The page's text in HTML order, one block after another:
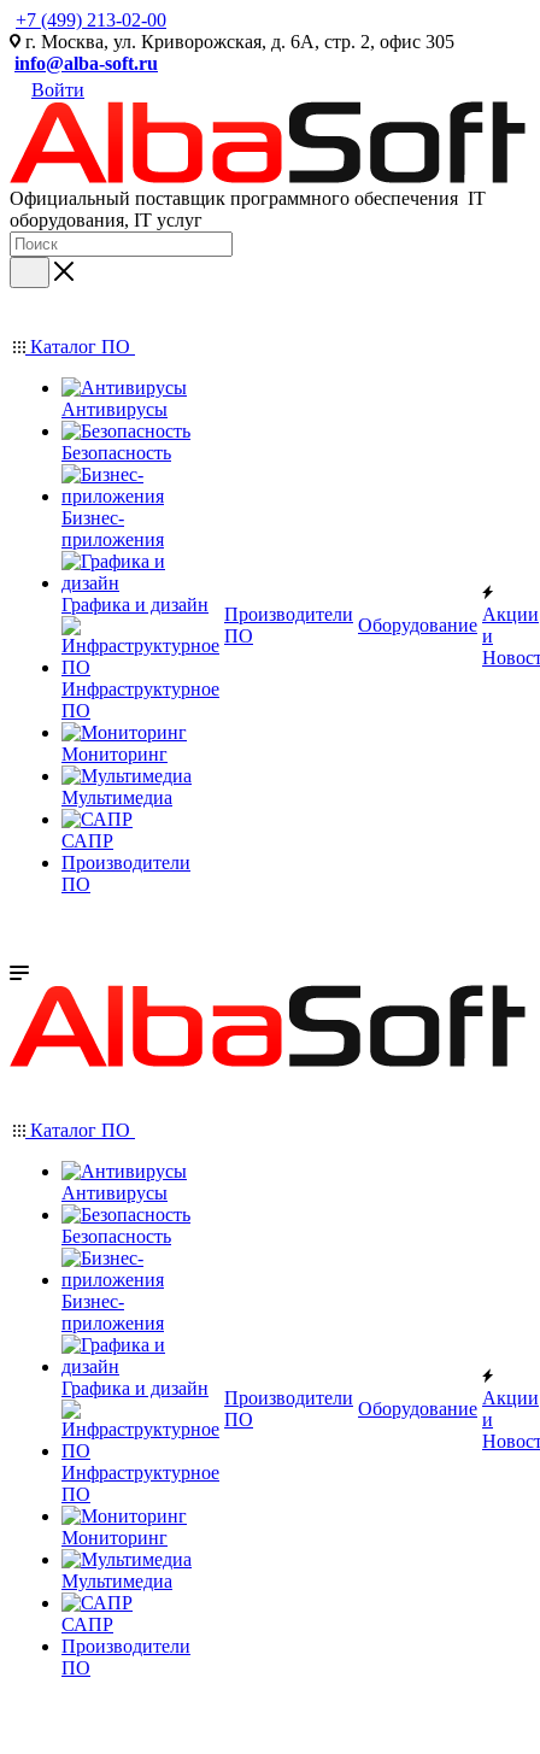
+7 (499) 213-02-00
г. Москва, ул. Криворожская, д. 6А, стр. 2, офис 305
info@alba-soft.ru
Войти
Официальный поставщик программного обеспечения IT
оборудования, IT услуг
Каталог ПО
Антивирусы
Безопасность
Бизнес-
приложения
Графика и дизайн
Инфраструктурное
ПО
Мониторинг
Мультимедиа
САПР
Производители
ПО
Производители
ПО
Оборудование
Акции
и
Каталог ПО
Антивирусы
Безопасность
Бизнес-
приложения
Графика и дизайн
Инфраструктурное
ПО
Мониторинг
Мультимедиа
САПР
Производители
ПО
Производители
ПО
Оборудование
Акции
и